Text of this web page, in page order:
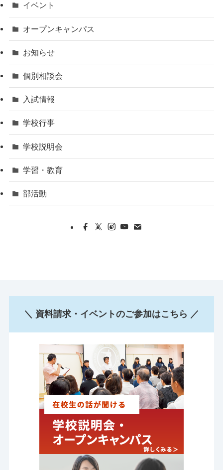
イベント
オープンキャンパス
お知らせ
個別相談会
入試情報
学校行事
学校説明会
学習・教育
部活動
＼ 資料請求・イベントのご参加はこちら ／